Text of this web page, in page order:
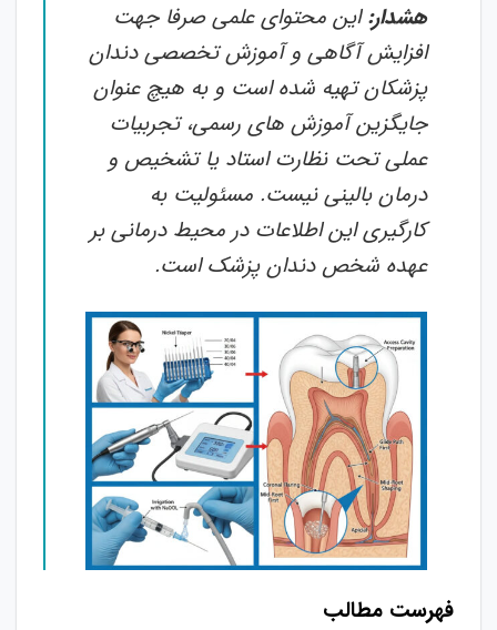
هشدار:این محتوای علمی صرفا جهت
افزایش آگاهی و آموزش تخصصی دندان
پزشکان تهیه شده است و به هیچ عنوان
جایگزین آموزش های رسمی، تجربیات
عملی تحت نظارت استاد یا تشخیص و
درمان بالینی نیست. مسئولیت به
کارگیری این اطلاعات در محیط درمانی بر
عهده شخص دندان پزشک است.
فهرست مطالب